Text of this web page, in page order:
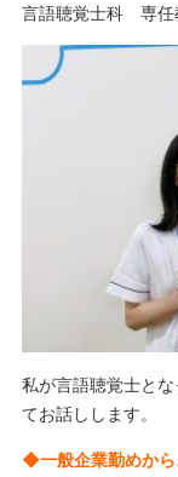
言語聴覚士科 専任
私が言語聴覚士と
てお話しします。
◆一般企業勤めから